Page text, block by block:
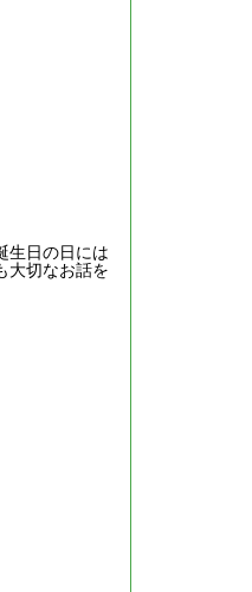
生日の日には
大切なお話を